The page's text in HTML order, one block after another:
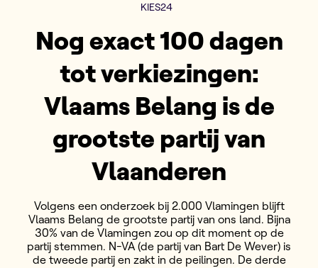
KIES24
Nog exact 100 dagen
tot verkiezingen:
Vlaams Belang is de
grootste partij van
Vlaanderen
Volgens een onderzoek bij 2.000 Vlamingen blijft
Vlaams Belang de grootste partij van ons land. Bijna
30% van de Vlamingen zou op dit moment op de
partij stemmen. N-VA (de partij van Bart De Wever) is
de tweede partij en zakt in de peilingen. De derde